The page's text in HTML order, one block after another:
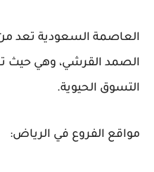
العاصمة السعودية تعد
الصمد القرشي، وهي حيث
التسوق الحيوية.
مواقع الفروع في الرياض: